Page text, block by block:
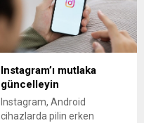
Instagram’ı mutlaka
güncelleyin
Instagram, Android
cihazlarda pilin erken